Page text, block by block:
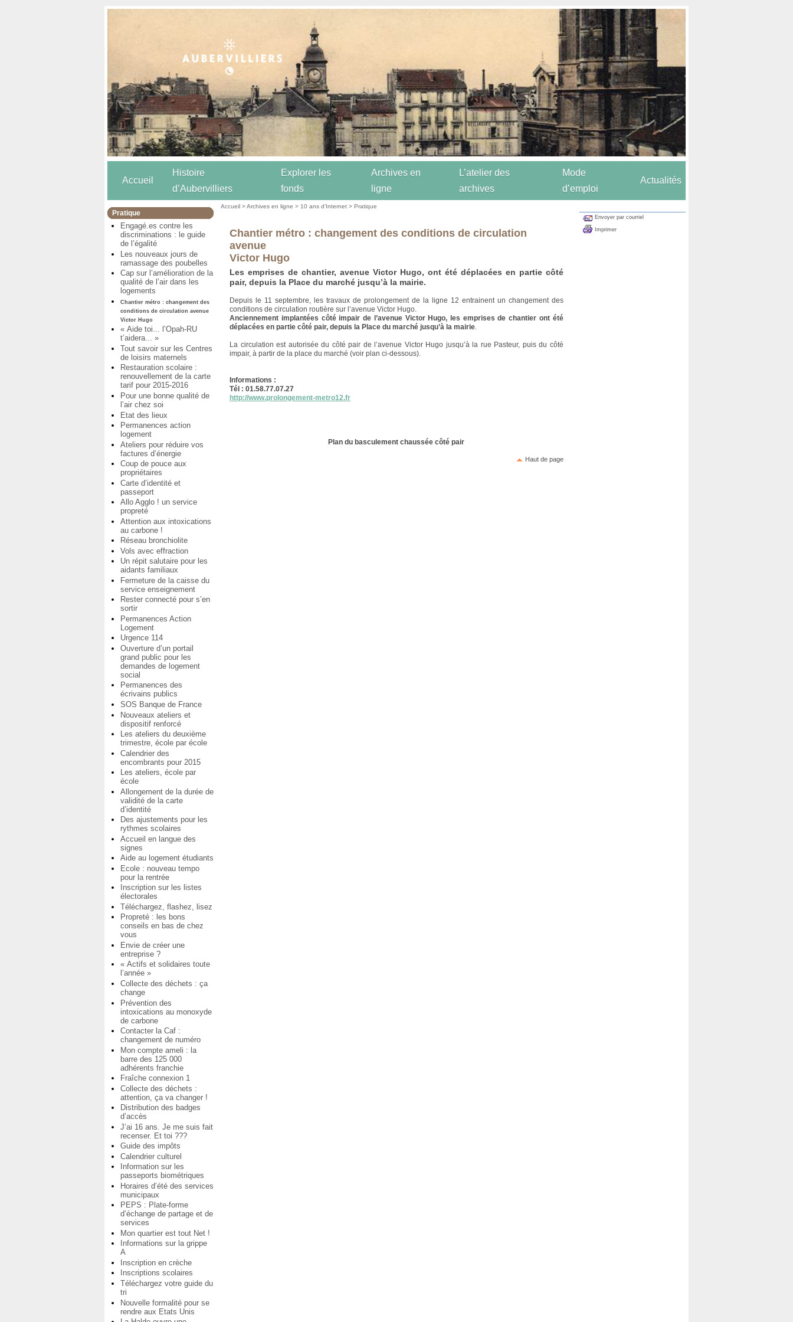
Accueil
Histoire
d’Aubervilliers
Explorer les
fonds
Archives en
ligne
L’atelier des
archives
Mode
d’emploi
Actualités
Pratique
Engagé.es contre les
discriminations : le guide
de l’égalité
Les nouveaux jours de
ramassage des poubelles
Cap sur l’amélioration de la
qualité de l’air dans les
logements
Chantier métro : changement des
conditions de circulation avenue
Victor Hugo
« Aide toi... l’Opah-RU
t’aidera... »
Tout savoir sur les Centres
de loisirs maternels
Restauration scolaire :
renouvellement de la carte
tarif pour 2015-2016
Pour une bonne qualité de
l’air chez soi
Etat des lieux
Permanences action
logement
Ateliers pour réduire vos
factures d’énergie
Coup de pouce aux
propriétaires
Carte d’identité et
passeport
Allo Agglo ! un service
propreté
Attention aux intoxications
au carbone !
Réseau bronchiolite
Vols avec effraction
Un répit salutaire pour les
aidants familiaux
Fermeture de la caisse du
service enseignement
Rester connecté pour s’en
sortir
Permanences Action
Logement
Urgence 114
Ouverture d’un portail
grand public pour les
demandes de logement
social
Permanences des
écrivains publics
SOS Banque de France
Nouveaux ateliers et
dispositif renforcé
Les ateliers du deuxième
trimestre, école par école
Calendrier des
encombrants pour 2015
Les ateliers, école par
école
Allongement de la durée de
validité de la carte
d’identité
Des ajustements pour les
rythmes scolaires
Accueil en langue des
signes
Aide au logement étudiants
Ecole : nouveau tempo
pour la rentrée
Inscription sur les listes
électorales
Téléchargez, flashez, lisez
Propreté : les bons
conseils en bas de chez
vous
Envie de créer une
entreprise ?
« Actifs et solidaires toute
l’année »
Collecte des déchets : ça
change
Prévention des
intoxications au monoxyde
de carbone
Contacter la Caf :
changement de numéro
Mon compte ameli : la
barre des 125 000
adhérents franchie
Fraîche connexion 1
Collecte des déchets :
attention, ça va changer !
Distribution des badges
d’accès
J’ai 16 ans. Je me suis fait
recenser. Et toi ???
Guide des impôts
Calendrier culturel
Information sur les
passeports biométriques
Horaires d’été des services
municipaux
PEPS : Plate-forme
d’échange de partage et de
services
Mon quartier est tout Net !
Informations sur la grippe
A
Inscription en crèche
Inscriptions scolaires
Téléchargez votre guide du
tri
Nouvelle formalité pour se
rendre aux Etats Unis
Accueil >Archives en ligne > 10 ans d’Internet >Pratique
Chantier métro : changement des conditions de circulation
avenue
Victor Hugo
Les emprises de chantier, avenue Victor Hugo, ont été déplacées en partie côté
pair, depuis la Place du marché jusqu’à la mairie.
Depuis le 11 septembre, les travaux de prolongement de la ligne 12 entrainent un changement des
conditions de circulation routière sur l’avenue Victor Hugo.
Anciennement implantées côté impair de l’avenue Victor Hugo, les emprises de chantier ont été
déplacées en partie côté pair, depuis la Place du marché jusqu’à la mairie.
La circulation est autorisée du côté pair de l’avenue Victor Hugo jusqu’à la rue Pasteur, puis du côté
impair, à partir de la place du marché (voir plan ci-dessous).
Informations :
Tél : 01.58.77.07.27
http://www.prolongement-metro12.fr
Plan du basculement chaussée côté pair
Haut de page
Envoyer par courriel
Imprimer